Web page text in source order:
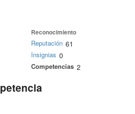
Reconocimiento
Reputación 61
Insignias 0
Competencias 2